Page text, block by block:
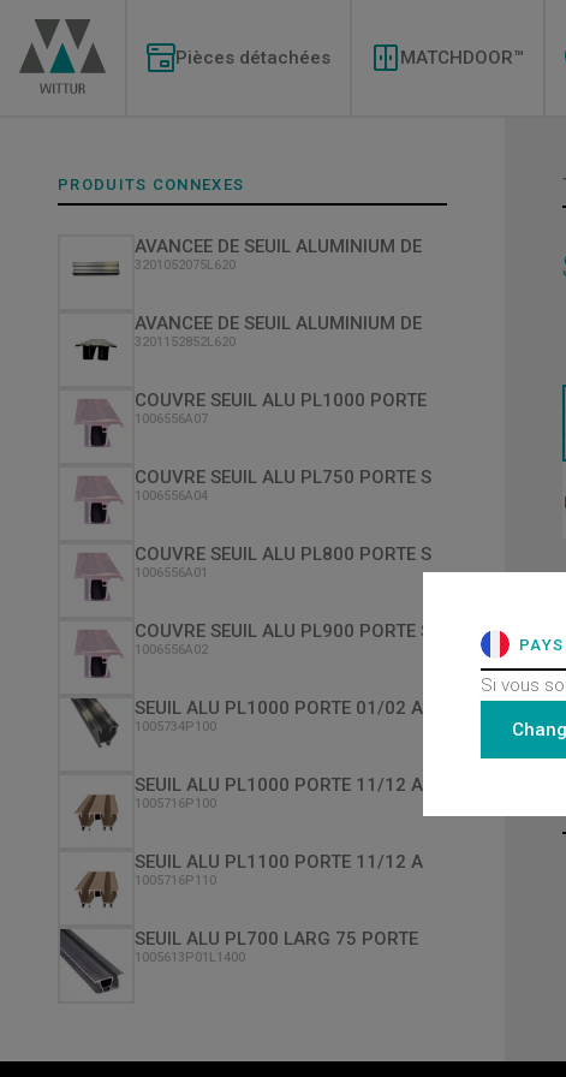
contenu
principal
Pièces détachées
MATCHDOOR™
PRODUITS CONNEXES
AVANCEE DE SEUIL ALUMINIUM DE
3201052075L620
AVANCEE DE SEUIL ALUMINIUM DE
3201152852L620
COUVRE SEUIL ALU PL1000 PORTE
1006556A07
COUVRE SEUIL ALU PL750 PORTE S
1006556A04
COUVRE SEUIL ALU PL800 PORTE S
1006556A01
COUVRE SEUIL ALU PL900 PORTE S
1006556A02
SEUIL ALU PL1000 PORTE 01/02 A
1005734P100
SEUIL ALU PL1000 PORTE 11/12 A
1005716P100
SEUIL ALU PL1100 PORTE 11/12 A
1005716P110
SEUIL ALU PL700 LARG 75 PORTE
1005613P01L1400
Si vous